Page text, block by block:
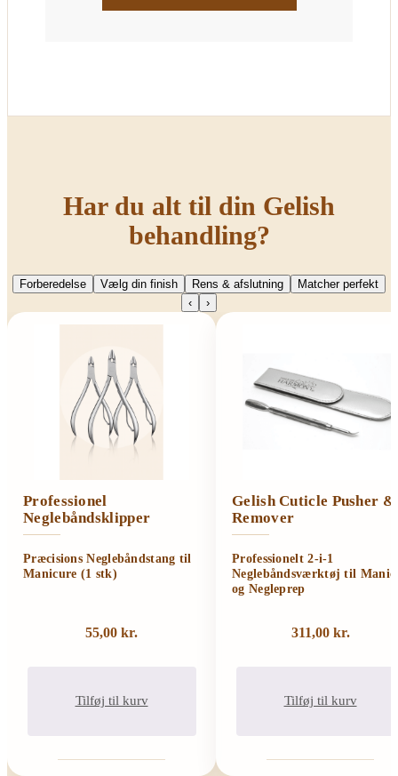
Har du alt til din Gelish
behandling?
Forberedelse Vælg din finish Rens & afslutning
Matcher perfekt
‹
›
Professionel
Neglebåndsklipper
Præcisions Neglebåndstang til
Manicure (1 stk)
55,00 kr.
Tilføj til kurv
Gelish Cuticle Pusher &
Remover
Professionelt 2-i-1
Neglebåndsværktøj til
og Negleprep
311,00 kr.
Tilføj til kurv